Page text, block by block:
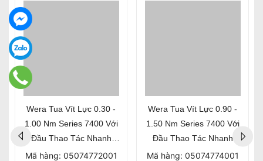
Wera Tua Vít Lực 0.30 -
1.00 Nm Series 7400 Với
Đầu Thao Tác Nhanh
Rapidaptor 074772
Mã hàng: 05074772001
Wera Tua Vít Lực 0.90 -
1.50 Nm Series 7400 Với
Đầu Thao Tác Nhanh
Rapidaptor 074774
Mã hàng: 05074774001